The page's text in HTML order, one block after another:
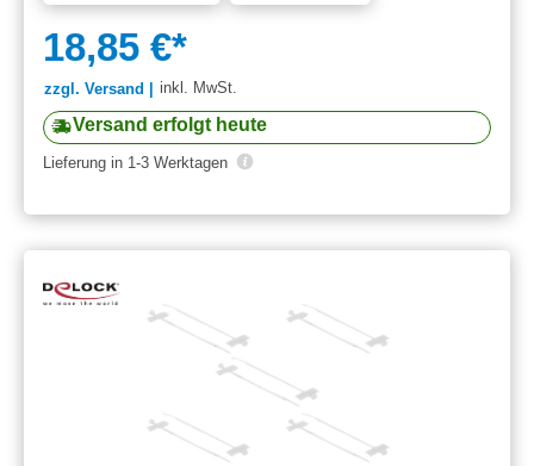
18,85 €*
zzgl. Versand | inkl. MwSt.
Versand erfolgt heute
Lieferung in 1-3 Werktagen